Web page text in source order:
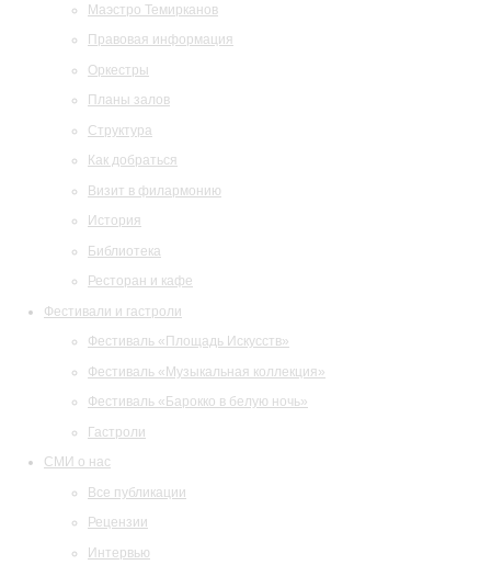
Маэстро Темирканов
Правовая информация
Оркестры
Планы залов
Структура
Как добраться
Визит в филармонию
История
Библиотека
Ресторан и кафе
Фестивали и гастроли
Фестиваль «Площадь Искусств»
Фестиваль «Музыкальная коллекция»
Фестиваль «Барокко в белую ночь»
Гастроли
СМИ о нас
Все публикации
Рецензии
Интервью